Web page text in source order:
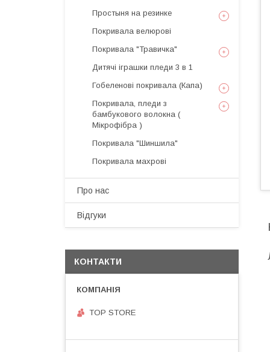
Простыня на резинке
Покривала велюрові
Покривала "Травичка"
Дитячі іграшки пледи 3 в 1
Гобеленові покривала (Капа)
Покривала, пледи з
бамбукового волокна (
Мікрофібра )
Покривала "Шиншила"
Покривала махрові
Про нас
Відгуки
КОНТАКТИ
TOP STORE